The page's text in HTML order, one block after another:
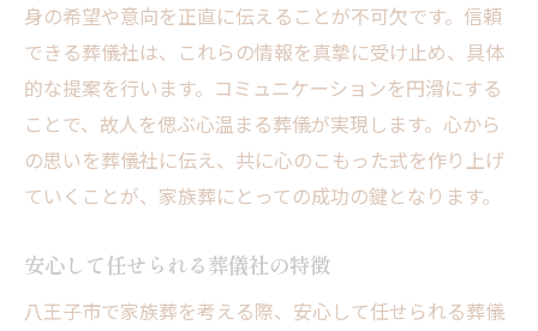
身の希望や意向を正直に伝えることが不可欠です。信頼
できる葬儀社は、これらの情報を真摯に受け止め、具体
的な提案を行います。コミュニケーションを円滑にする
ことで、故人を偲ぶ心温まる葬儀が実現します。心から
の思いを葬儀社に伝え、共に心のこもった式を作り上げ
ていくことが、家族葬にとっての成功の鍵となります。
安心して任せられる葬儀社の特徴
八王子市で家族葬を考える際、安心して任せられる葬儀